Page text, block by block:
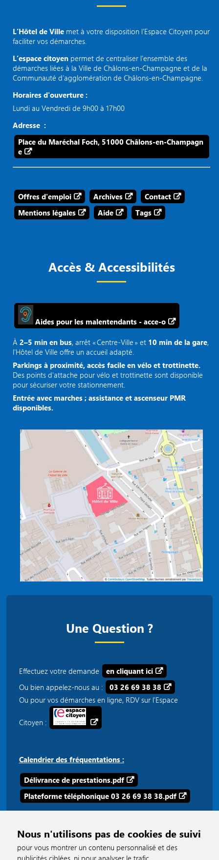
Nous n'utilisons pas de cookies de suivi
pour vous montrer un contenu personnalisé et des
publicités ciblées, ni pour analyser le trafic.
L’Hôtel de Ville met à votre disposition l’Espace Citoyen pour
faciliter vos démarches.
L’espace citoyen permet de centraliser l’ensemble des
démarches liées à la Ville de Châlons-en-Champagne et de la
Communauté d’agglomération de Châlons-en-Champagne.
Horaires d'ouverture :
Lundi au Vendredi de 9h00 à 17h00
Adresse :
Place du Maréchal Foch, 51000 Châlons-en-Champagn
e
Offres d'emploi Archives
Contact
Mentions légales
Aide Tags
Accès & Accessibilités
Aides pour les malentendants - acce-o
À2–5 min en bus, arrêt « Centre‑Ville » et 10 min de la gare,
l’Hôtel de Ville offre un accueil adapté.
Parkings à proximité, accès facile en vélo et trottinette.
Des points d'attache pour vélo et trottinette sont disponible
pour sécuriser votre stationnement.
Entrée avec marches ; assistance et ascenseur PMR
disponibles.
Une Question ?
Effectuez votre demande
en cliquant ici
Ou bien appelez-nous au :
03 26 69 38 38
Ou pour vos démarches en ligne, RDV sur l'Espace
Citoyen :
Calendrier des fréquentations :
Délivrance de prestations.pdf
Plateforme téléphonique 03 26 69 38 38.pdf